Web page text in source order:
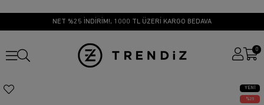
NET %25 İNDİRİM!, 1000 TL ÜZERİ KARGO BEDAVA
0
YENI
ÜRÜN
25